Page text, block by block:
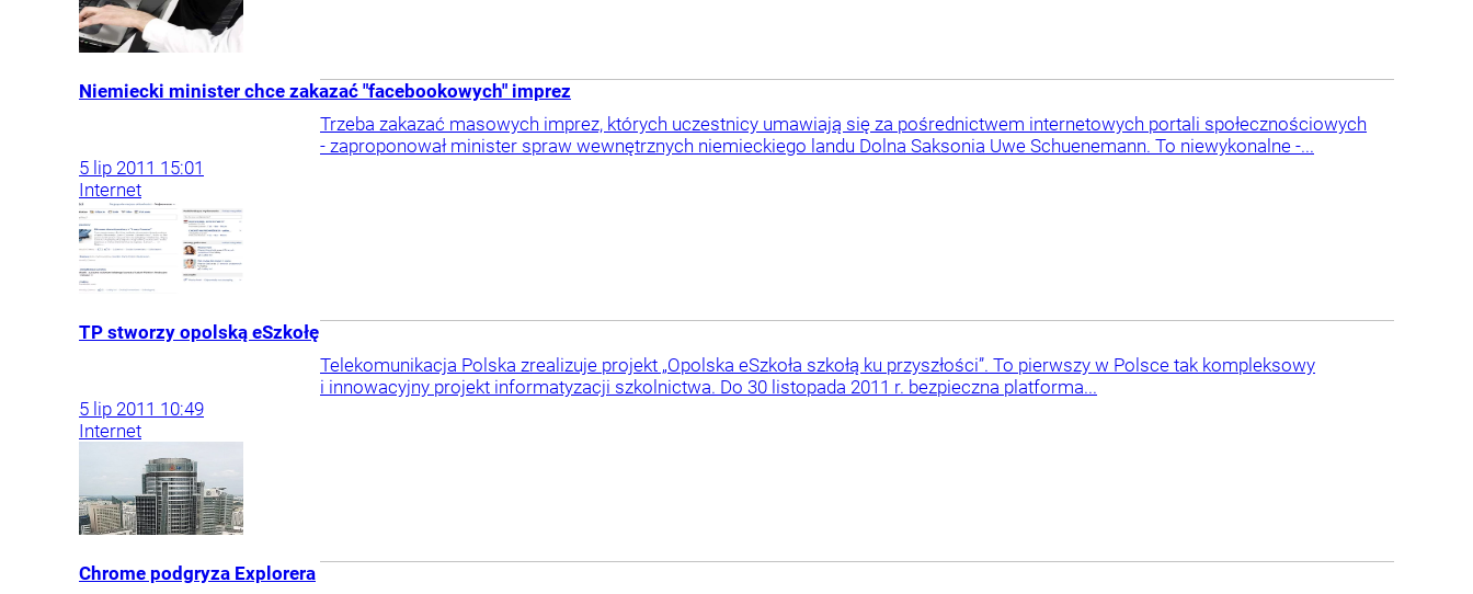
Niemiecki minister chce zakazać "facebookowych" imprez
Trzeba zakazać masowych imprez, których uczestnicy umawiają się za pośrednictwem internetowych portali społecznościowych
- zaproponował minister spraw wewnętrznych niemieckiego landu Dolna Saksonia Uwe Schuenemann. To niewykonalne -...
5 lip 2011 15:01
Internet
TP stworzy opolską eSzkołę
Telekomunikacja Polska zrealizuje projekt „Opolska eSzkoła szkołą ku przyszłości”. To pierwszy w Polsce tak kompleksowy
i innowacyjny projekt informatyzacji szkolnictwa. Do 30 listopada 2011 r. bezpieczna platforma...
5 lip 2011 10:49
Internet
Chrome podgryza Explorera